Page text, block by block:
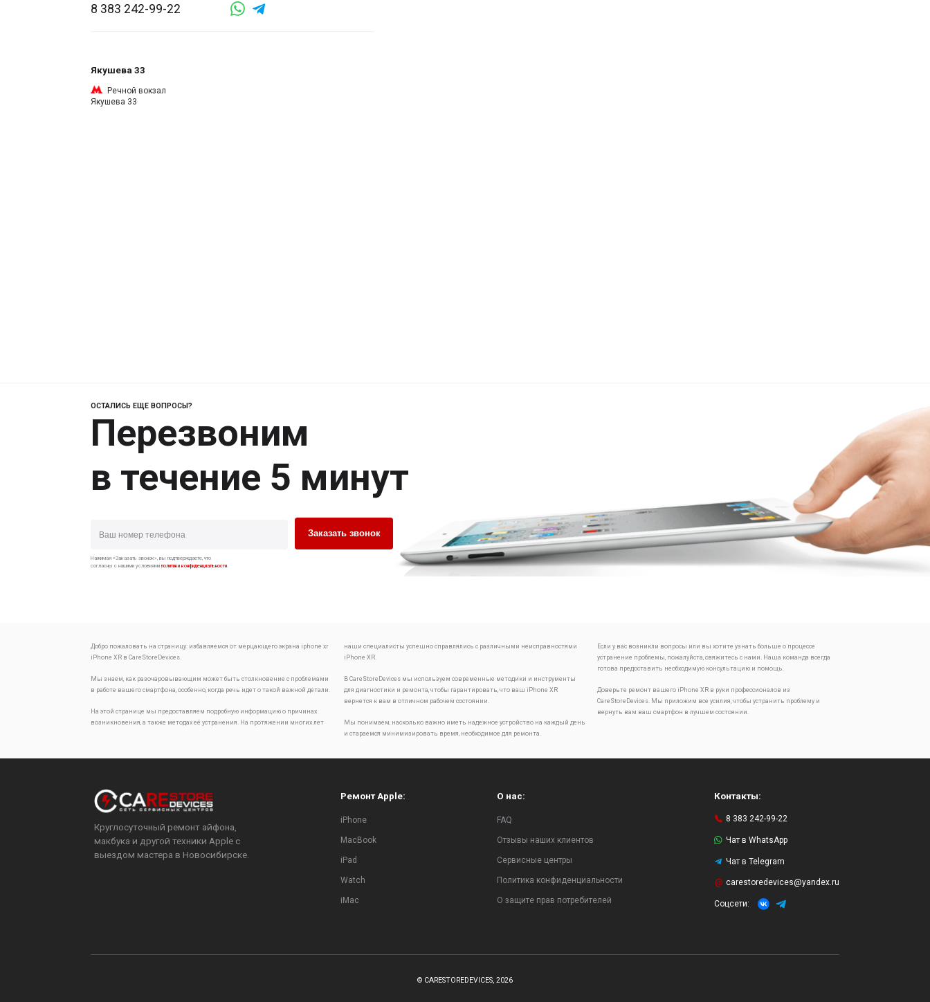
8 383 242-99-22
Якушева 33
Речной вокзал
Якушева 33
ОСТАЛИСЬ ЕЩЕ ВОПРОСЫ?
Перезвоним
в течение 5 минут
Заказать звонок
Нажимая «Заказать звонок», вы подтверждаете, что
согласны с нашими условиямиполитики конфиденциальности.
Добро пожаловать на страницу: избавляемся от мерцающего экрана iphone xr
iPhone XR в CareStoreDevices.
Мы знаем, как разочаровывающим может быть столкновение с проблемами
в работе вашего смартфона, особенно, когда речь идет о такой важной детали.
На этой странице мы предоставляем подробную информацию о причинах
возникновения, а также методах её устранения. На протяжении многих лет
наши специалисты успешно справлялись с различными неисправностями
iPhone XR.
В CareStoreDevices мы используем современные методики и инструменты
для диагностики и ремонта, чтобы гарантировать, что ваш iPhone XR
вернется к вам в отличном рабочем состоянии.
Мы понимаем, насколько важно иметь надежное устройство на каждый день
и стараемся минимизировать время, необходимое для ремонта.
Если у вас возникли вопросы или вы хотите узнать больше о процессе
устранение проблемы, пожалуйста, свяжитесь с нами. Наша команда всегда
готова предоставить необходимую консультацию и помощь.
Доверьте ремонт вашего iPhone XR в руки профессионалов из
CareStoreDevices. Мы приложим все усилия, чтобы устранить проблему и
вернуть вам ваш смартфон в лучшем состоянии.
Круглосуточный ремонт айфона,
макбука и другой техники Apple с
выездом мастера в Новосибирске.
Ремонт Apple:
iPhone
MacBook
iPad
Watch
iMac
О нас:
FAQ
Отзывы наших клиентов
Сервисные центры
Политика конфиденциальности
О защите прав потребителей
Контакты:
8 383 242-99-22
Чат в WhatsApp
Чат в Telegram
carestoredevices@yandex.ru
Соцсети:
© CARESTOREDEVICES, 2026